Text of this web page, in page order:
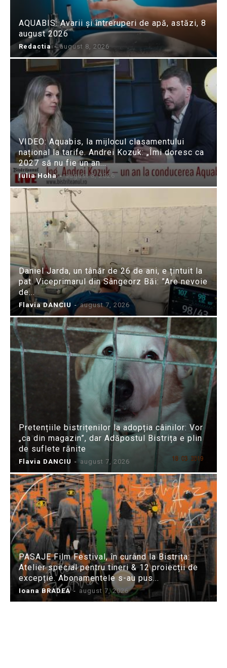
AQUABIS: Avarii și întreruperi de apă, astăzi, 8
august 2026
Redactia - august 8, 2026
VIDEO: Aquabis, la mijlocul clasamentului
național la tarife. Andrei Kozuk: „Îmi doresc ca
2027 să nu fie un an...
Iulia Hoha - august 8, 2026
Daniel Jarda, un tânăr de 26 de ani, e țintuit la
pat. Viceprimarul din Sângeorz Băi: ”Are nevoie
de...
Flavia DANCIU - august 7, 2026
Pretențiile bistrițenilor la adopția câinilor: Vor
„ca din magazin”, dar Adăpostul Bistrița e plin
de suflete rănite
Flavia DANCIU - august 7, 2026
PASAJE Film Festival, în curând la Bistrița:
Atelier special pentru tineri & 12 proiecții de
excepție. Abonamentele s-au pus...
Ioana BRADEA - august 7, 2026